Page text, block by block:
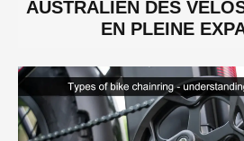
AUSTRALIEN DES
EN PLEINE